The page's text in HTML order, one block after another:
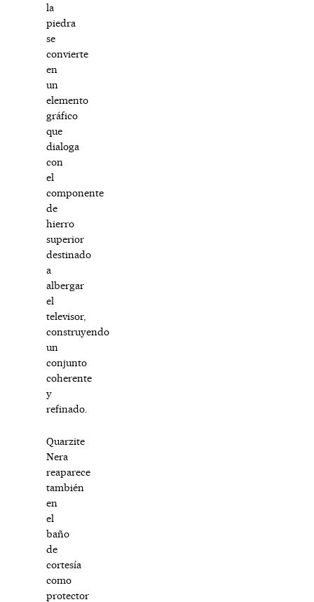
la
piedra
se
convierte
en
un
elemento
gráfico
que
dialoga
con
el
componente
de
hierro
superior
destinado
a
albergar
el
televisor,
construyendo
un
conjunto
coherente
y
refinado.
Quarzite
Nera
reaparece
también
en
el
baño
de
cortesía
como
protector